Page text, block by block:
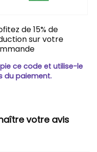
de 15% de
sur votre
ce code et utilise-le
du paiement.
votre avis